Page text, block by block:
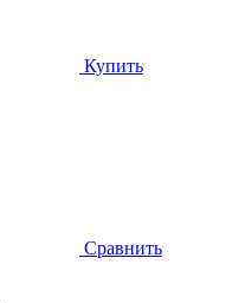
Купить
Сравнить